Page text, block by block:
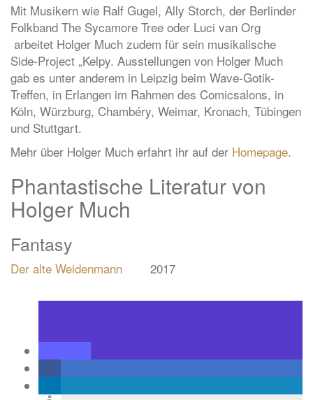
Mit Musikern wie Ralf Gugel, Ally Storch, der Berlinder
Folkband The Sycamore Tree oder Luci van Org
arbeitet Holger Much zudem für sein musikalische
Side-Project „Kelpy. Ausstellungen von Holger Much
gab es unter anderem in Leipzig beim Wave-Gotik-
Treffen, in Erlangen im Rahmen des Comicsalons, in
Köln, Würzburg, Chambéry, Weimar, Kronach, Tübingen
und Stuttgart.
Mehr über Holger Much erfahrt ihr auf der Homepage.
Phantastische Literatur von
Holger Much
Fantasy
Der alte Weidenmann 2017